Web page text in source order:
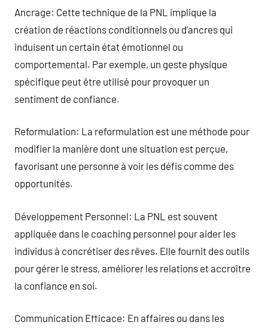
Ancrage: Cette technique de la PNL implique la
création de réactions conditionnels ou d’ancres qui
induisent un certain état émotionnel ou
comportemental. Par exemple, un geste physique
spécifique peut être utilisé pour provoquer un
sentiment de confiance.
Reformulation: La reformulation est une méthode pour
modifier la manière dont une situation est perçue,
favorisant une personne à voir les défis comme des
opportunités.
Développement Personnel: La PNL est souvent
appliquée dans le coaching personnel pour aider les
individus à concrétiser des rêves. Elle fournit des outils
pour gérer le stress, améliorer les relations et accroître
la confiance en soi.
Communication Efficace: En affaires ou dans les